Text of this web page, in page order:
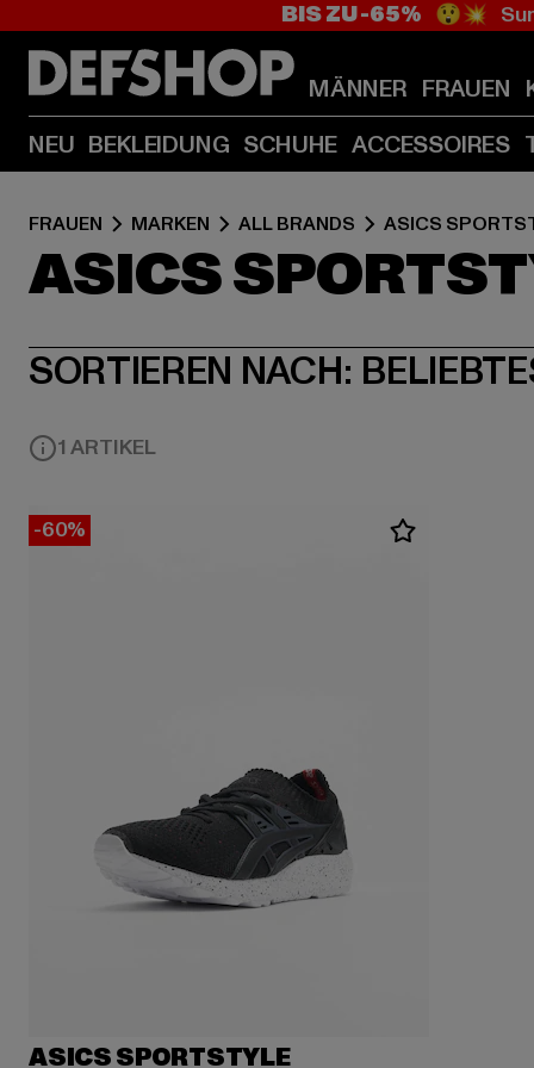
BIS ZU -65% 😲💥
MÄNNER FRAUEN
NEU BEKLEIDUNG SCHUHE ACCESSOIRES
FRAUEN MARKEN ALL BRANDS ASICS
ASICS
SORTIEREN NACH:
1 ARTIKEL
-60%
ASICS SPORTSTYLE